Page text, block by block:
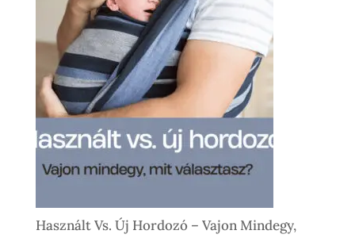
Használt Vs. Új Hordozó – Vajon Mindegy,